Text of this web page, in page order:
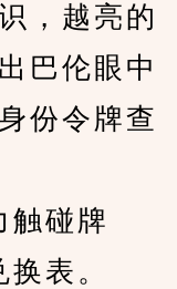
，越亮的
巴伦眼中
份令牌查
碰牌
表。